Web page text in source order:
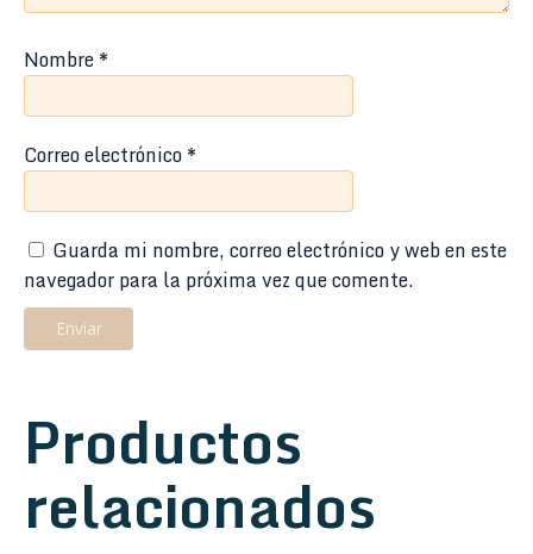
Nombre*
Correo electrónico*
Guarda mi nombre, correo electrónico y web en este
navegador para la próxima vez que comente.
Productos
relacionados